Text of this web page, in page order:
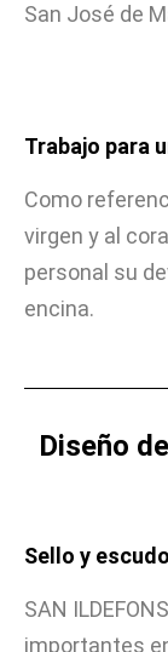
San José de
Trabajo para
Como
virgen y al
personal su
encina.
Diseño
Sello y
SAN
importantes